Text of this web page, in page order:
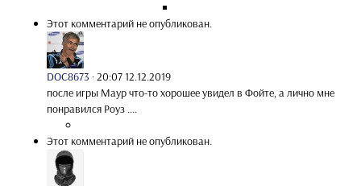
Этот комментарий не опубликован.
DOC8673 ·20:07 12.12.2019
после игры Маур что-то хорошее увидел в Фойте, а лично мне
понравился Роуз ....
Этот комментарий не опубликован.